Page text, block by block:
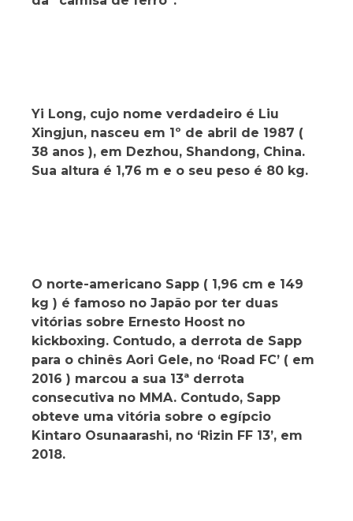
Yi Long, cujo nome verdadeiro é Liu
Xingjun, nasceu em 1º de abril de 1987 (
38 anos ), em Dezhou, Shandong, China.
Sua altura é 1,76 m e o seu peso é 80 kg.
O norte-americano Sapp ( 1,96 cm e 149
kg ) é famoso no Japão por ter duas
vitórias sobre Ernesto Hoost no
kickboxing. Contudo, a derrota de Sapp
para o chinês Aori Gele, no ‘Road FC’ ( em
2016 ) marcou a sua 13ª derrota
consecutiva no MMA. Contudo, Sapp
obteve uma vitória sobre o egípcio
Kintaro Osunaarashi, no ‘Rizin FF 13’, em
2018.